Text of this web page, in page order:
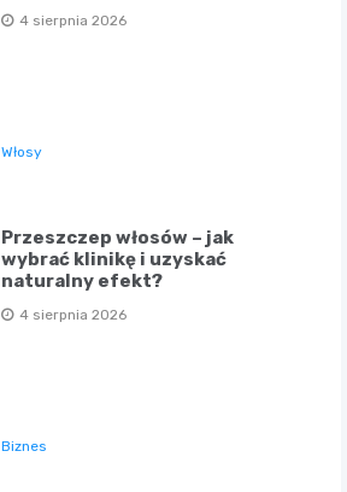
4 sierpnia 2026
Włosy
Przeszczep włosów – jak
wybrać klinikę i uzyskać
naturalny efekt?
4 sierpnia 2026
Biznes